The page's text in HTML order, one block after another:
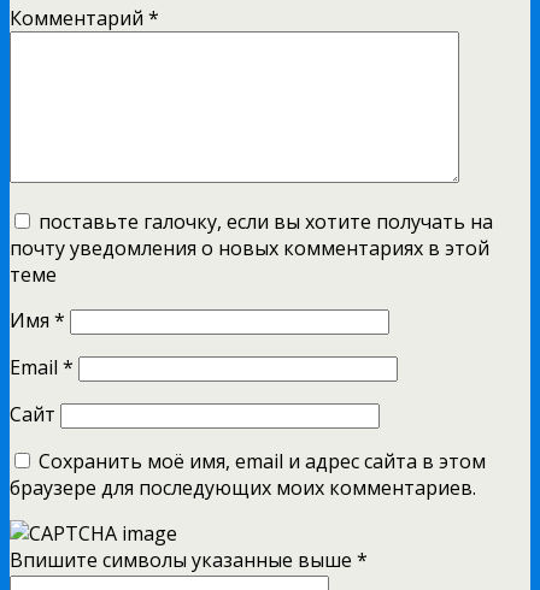
Комментарий *
поставьте галочку, если вы хотите получать на
почту уведомления о новых комментариях в этой
теме
Имя *
Email *
Сайт
Сохранить моё имя, email и адрес сайта в этом
браузере для последующих моих комментариев.
Впишите символы указанные выше *